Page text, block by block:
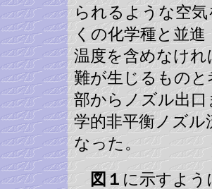
られるような空
くの化学種と並進
温度を含めなけ
難が生じるもの
部からノズル出
学的非平衡ノズ
なった。
図１に示すよう